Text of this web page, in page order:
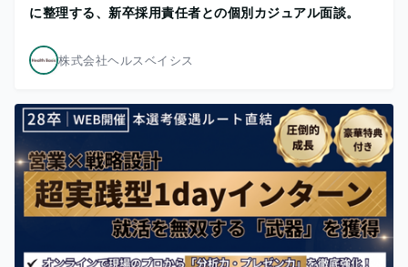
に整理する、新卒採用責任者との個別カジュアル面談。
株式会社ヘルスベイシス